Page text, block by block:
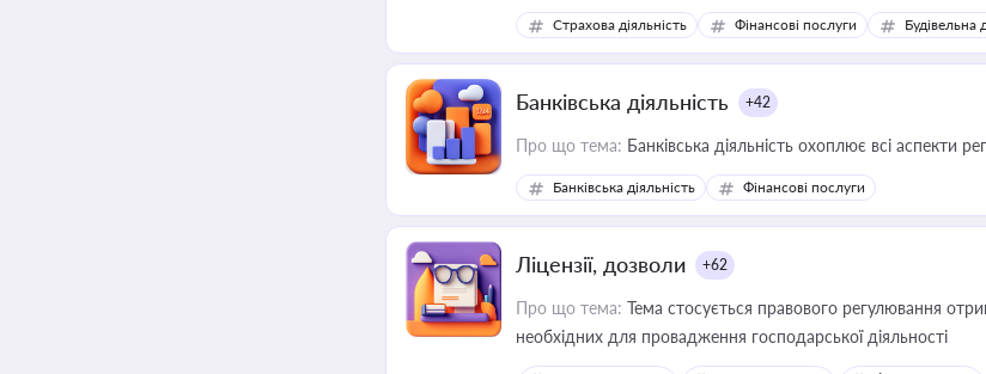
медійних змін у цій сфері корисне для власника бізнесу,
приватизації, оренди державного майна, корпоративних
Страхова діяльність Фінансові послуги Будівельна
Банківська діяльність +42
Про що тема: Банківська діяльність охоплює всі аспекти
Банківська діяльність Фінансові послуги
Ліцензії, дозволи +62
Про що тема: Тема стосується правового регулювання
необхідних для провадження господарської діяльності